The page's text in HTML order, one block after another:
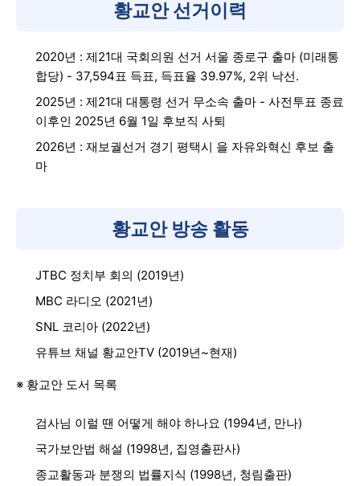
황교안 선거이력
2020년 : 제21대 국회의원 선거 서울 종로구 출마 (미래통
합당) - 37,594표 득표, 득표율 39.97%, 2위 낙선.
2025년 : 제21대 대통령 선거 무소속 출마 - 사전투표 종료
이후인 2025년 6월 1일 후보직 사퇴
2026년 : 재보궐선거 경기 평택시 을 자유와혁신 후보 출
마
황교안 방송 활동
JTBC 정치부 회의 (2019년)
MBC 라디오 (2021년)
SNL 코리아 (2022년)
유튜브 채널 황교안TV (2019년~현재)
※ 황교안 도서 목록
검사님 이럴 땐 어떻게 해야 하나요 (1994년, 만나)
국가보안법 해설 (1998년, 집영출판사)
종교활동과 분쟁의 법률지식 (1998년, 청림출판)